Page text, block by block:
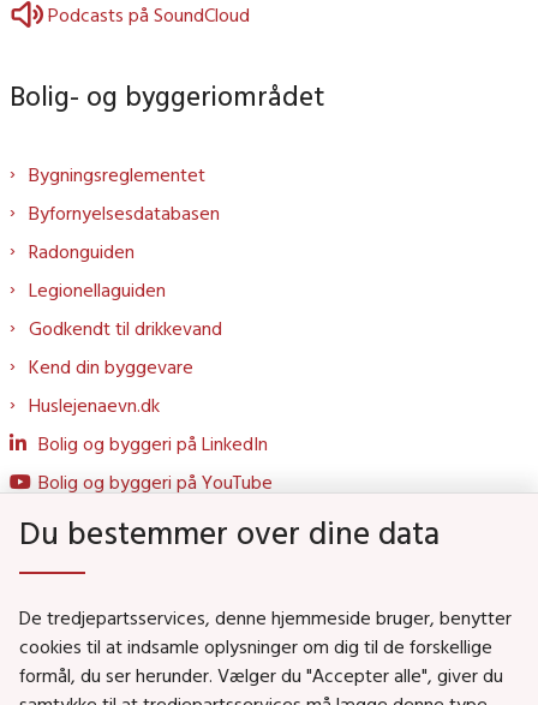
Podcasts på SoundCloud
Bolig- og byggeriområdet
Bygningsreglementet
Byfornyelsesdatabasen
Radonguiden
Legionellaguiden
Godkendt til drikkevand
Kend din byggevare
Huslejenaevn.dk
Bolig og byggeri på LinkedIn
Bolig og byggeri på YouTube
Social- og Boligministeriet
Job i Social- og Boligstyrelsen
Du bestemmer over dine data
De tredjepartsservices, denne hjemmeside bruger, benytter
cookies til at indsamle oplysninger om dig til de forskellige
formål, du ser herunder. Vælger du "Accepter alle", giver du